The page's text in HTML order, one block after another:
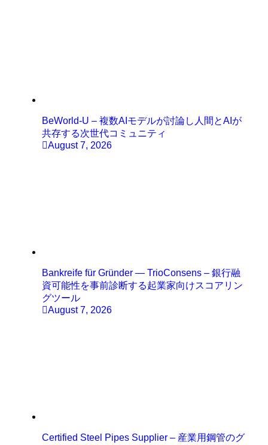
BeWorld-U – 複数AIモデルが討論し人間とAIが
共存する次世代コミュニティ
August 7, 2026
Bankreife für Gründer — TrioConsens – 銀行融
資可能性を事前診断する起業家向けスコアリン
グツール
August 7, 2026
Certified Steel Pipes Supplier – 産業用鋼管のグ